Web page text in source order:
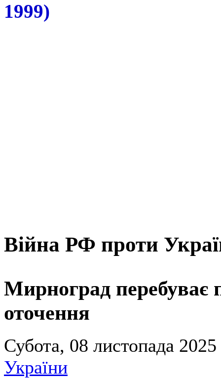
1999)
Війна РФ проти
Мирноград перебуває
оточення
Субота, 08 листопада
України